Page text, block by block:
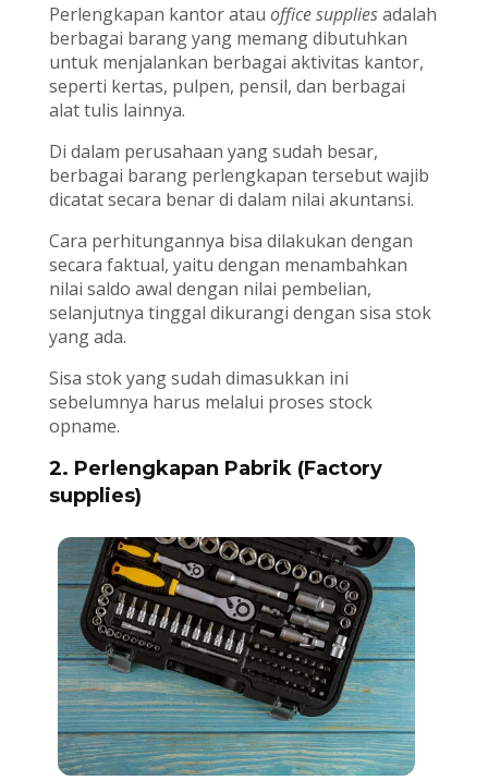
Perlengkapan kantor atau office suppliesadalah
berbagai barang yang memang dibutuhkan
untuk menjalankan berbagai aktivitas kantor,
seperti kertas, pulpen, pensil, dan berbagai
alat tulis lainnya.
Di dalam perusahaan yang sudah besar,
berbagai barang perlengkapan tersebut wajib
dicatat secara benar di dalam nilai akuntansi.
Cara perhitungannya bisa dilakukan dengan
secara faktual, yaitu dengan menambahkan
nilai saldo awal dengan nilai pembelian,
selanjutnya tinggal dikurangi dengan sisa stok
yang ada.
Sisa stok yang sudah dimasukkan ini
sebelumnya harus melalui proses stock
opname.
2. Perlengkapan Pabrik (Factory
supplies)